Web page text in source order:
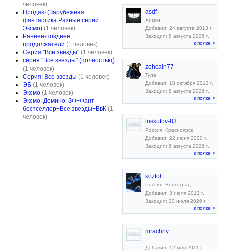
человек)
Продаю (Зарубежная
фантастика Разные серии
Эксмо) (1 человек)
Раннее-позднее,
продолжатели (1 человек)
Серия "Все звезды" (1 человек)
серия "Все звёзды" (полностью)
(1 человек)
Серия: Все звезды (1 человек)
ЭБ (1 человек)
Эксмо (1 человек)
Эксмо, Домино: ЗФ+Фант
бестселлер+Все звезды+ВвК (1
человек)
asdf
Химки
Добавил: 24 августа 2013 г.
Заходил: 8 августа 2026 г.
к полке >
zohcain77
Тула
Добавил: 18 октября 2013 г.
Заходил: 8 августа 2026 г.
к полке >
loskutov-83
Россия, Красноярск
Добавил: 22 июня 2020 г.
Заходил: 6 августа 2026 г.
к полке >
koztol
Россия, Волгоград
Добавил: 3 июля 2013 г.
Заходил: 30 июля 2026 г.
к полке >
mrachny
Добавил: 12 мая 2011 г.